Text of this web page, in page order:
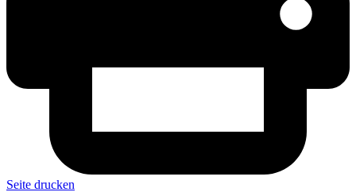
Seite drucken